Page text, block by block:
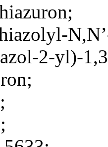
2-yl)-